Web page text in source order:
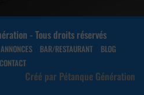
- Tous droits réservés
BAR/RESTAURANT
BLOG
CONTACT
Créé par Pétanque Génération